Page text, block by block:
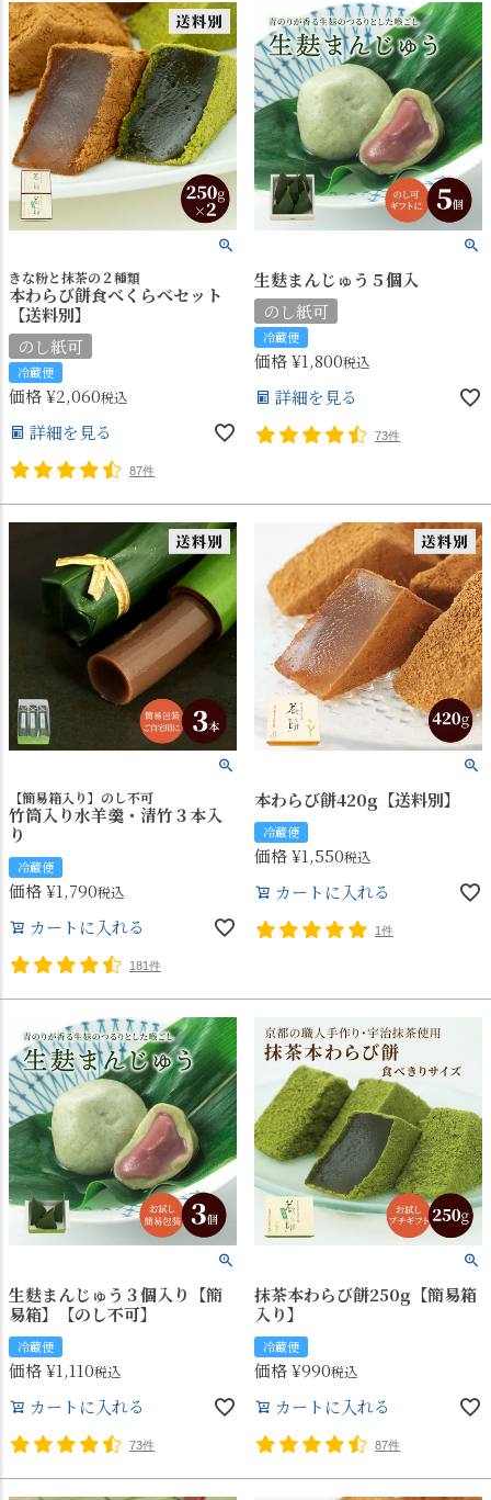
きな粉と抹茶の２種類
本わらび餅食べくらべセット
【送料別】
のし紙可
冷蔵便
価格¥2,060税込
詳細を見る
87件
生麩まんじゅう５個入
のし紙可
冷蔵便
価格¥1,800税込
詳細を見る
73件
【簡易箱入り】のし不可
竹筒入り水羊羹・清竹３本入
り
冷蔵便
価格¥1,790税込
カートに入れる
181件
本わらび餅420g【送料別】
冷蔵便
価格¥1,550税込
カートに入れる
1件
生麩まんじゅう３個入り【簡
易箱】【のし不可】
冷蔵便
価格¥1,110税込
カートに入れる
73件
抹茶本わらび餅250g【簡易箱
入り】
冷蔵便
価格¥990税込
カートに入れる
87件